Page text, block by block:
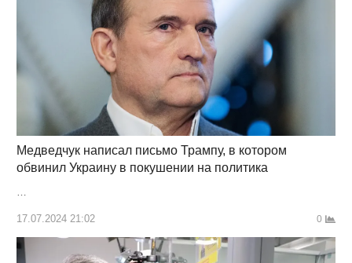
Медведчук написал письмо Трампу, в котором
обвинил Украину в покушении на политика
17.07.2024 21:02 0